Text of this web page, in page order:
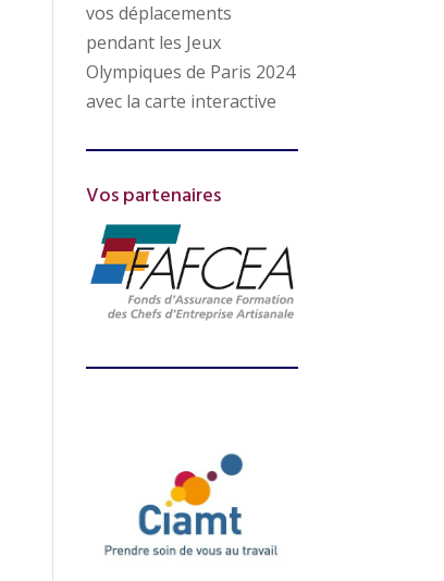
vos déplacements
pendant les Jeux
Olympiques de Paris 2024
avec la carte interactive
Vos partenaires